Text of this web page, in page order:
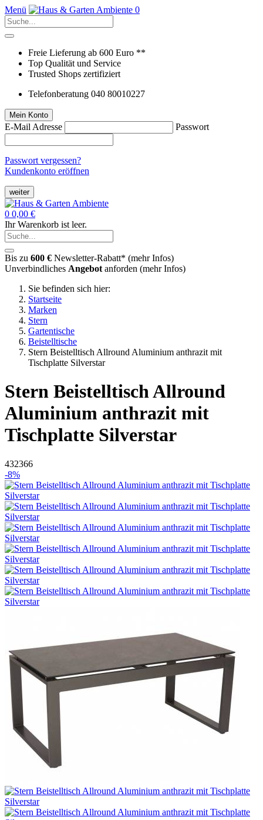
Menü 0
Freie Lieferung ab 600 Euro **
Top Qualität und Service
Trusted Shops zertifiziert
Telefonberatung 040 80010227
Mein Konto
E-Mail Adresse Passwort
Passwort vergessen?
Kundenkonto eröffnen
weiter
0 0,00 €
Ihr Warenkorb ist leer.
Bis zu 600 € Newsletter-Rabatt* (mehr Infos)
Unverbindliches Angebot anforden (mehr Infos)
Sie befinden sich hier:
Startseite
Marken
Stern
Gartentische
Beistelltische
Stern Beistelltisch Allround Aluminium anthrazit mit
Tischplatte Silverstar
Stern Beistelltisch Allround
Aluminium anthrazit mit
Tischplatte Silverstar
432366
-8%